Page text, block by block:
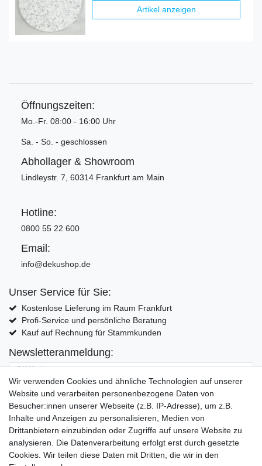
Artikel anzeigen
Öffnungszeiten:
Mo.-Fr. 08:00 - 16:00 Uhr
Sa. - So. - geschlossen
Abhollager & Showroom
Lindleystr. 7, 60314 Frankfurt am Main
Hotline:
0800 55 22 600
Email:
info@dekushop.de
Unser Service für Sie:
Kostenlose Lieferung im Raum Frankfurt
Profi-Service und persönliche Beratung
Kauf auf Rechnung für Stammkunden
Newsletteranmeldung:
E-MAIL **
Hiermit bestätige ich, dass ich die Daten­schutz­erklärung
Einwilligung kann ich jederzeit widerrufen.**
Abonnieren
** Hierbei handelt es sich um ein Pflichtfeld.
Wir verwenden Cookies und ähnliche Technologien auf unserer
Website und verarbeiten personenbezogene Daten von
Besucher:innen unserer Webseite (z.B. IP-Adresse), um z.B.
Inhalte und Anzeigen zu personalisieren, Medien von
Drittanbietern einzubinden oder Zugriffe auf unsere Website zu
analysieren. Die Datenverarbeitung erfolgt erst durch gesetzte
Cookies. Wir teilen diese Daten mit Dritten, die wir in den